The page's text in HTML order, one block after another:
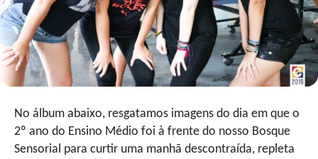
No álbum abaixo, resgatamos imagens do dia em que o
2º ano do Ensino Médio foi à frente do nosso Bosque
Sensorial para curtir uma manhã descontraída, repleta